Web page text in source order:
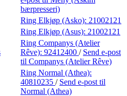
bærpresseri)
Ring Elkjøp (Asko): 21002121
Ring Elkjøp (Asus): 21002121
Ring Companys (Atelier
Rêve): 92412400 / Send e-post
til Companys (Atelier Rêve)
Ring Normal (Athea):
40810235 / Send e-post til
Normal (Athea)